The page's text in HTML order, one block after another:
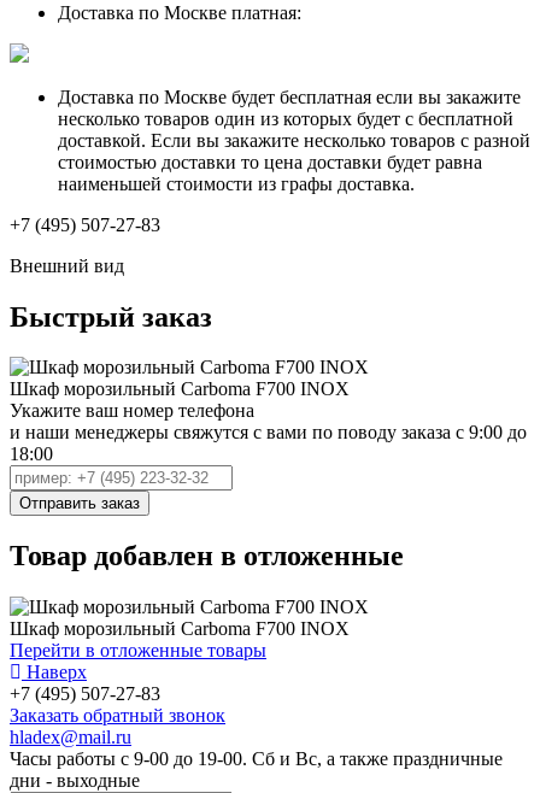
Доставка по Москве платная:
Доставка по Москве будет бесплатная если вы закажите
несколько товаров один из которых будет с бесплатной
доставкой. Если вы закажите несколько товаров с разной
стоимостью доставки то цена доставки будет равна
наименьшей стоимости из графы доставка.
+7 (495) 507-27-83
Внешний вид
Быстрый заказ
Шкаф морозильный Carboma F700 INOX
Укажите ваш номер телефона
и наши менеджеры свяжутся с вами по поводу заказа с 9:00 до
18:00
Товар добавлен в отложенные
Шкаф морозильный Carboma F700 INOX
Перейти в отложенные товары
Наверх
+7 (495) 507-27-83
Заказать обратный звонок
hladex@mail.ru
Часы работы с 9-00 до 19-00. Сб и Вс, а также праздничные
дни - выходные